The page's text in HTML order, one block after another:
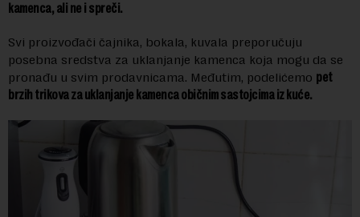
kamenca, ali ne i spreči.
Svi proizvođači čajnika, bokala, kuvala preporučuju
posebna sredstva za uklanjanje kamenca koja mogu da se
pronađu u svim prodavnicama. Međutim, podelićemo pet
brzih trikova za uklanjanje kamenca običnim sastojcima iz kuće.